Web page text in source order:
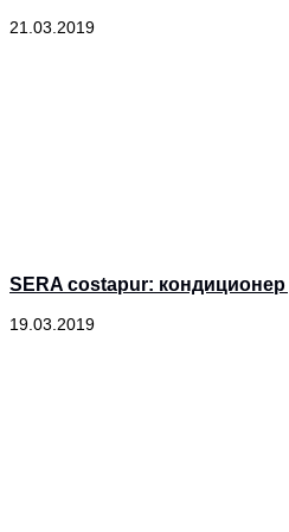
21.03.2019
SERA costapur:
19.03.2019